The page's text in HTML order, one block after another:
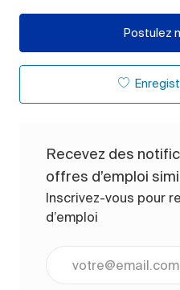
Postulez
Recevez des
offres d’emploi
Inscrivez-vous pour
d’emploi